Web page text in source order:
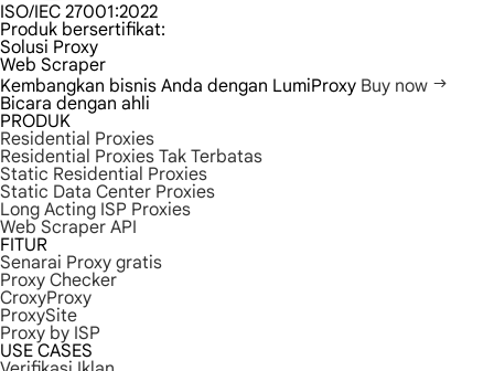
ISO/IEC 27001:2022
Produk bersertifikat:
Solusi Proxy
Web Scraper
Kembangkan bisnis Anda dengan LumiProxy Buy now
Bicara dengan ahli
PRODUK
Residential Proxies
Residential Proxies Tak Terbatas
Static Residential Proxies
Static Data Center Proxies
Long Acting ISP Proxies
Web Scraper API
FITUR
Senarai Proxy gratis
Proxy Checker
CroxyProxy
ProxySite
Proxy by ISP
USE CASES